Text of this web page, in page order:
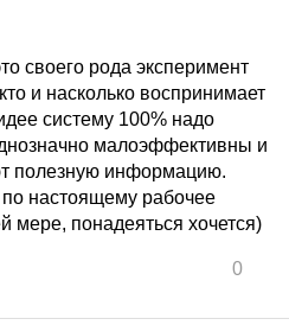
своего рода эксперимент
и насколько воспринимает
систему 100% надо
малоэффективны и
полезную информацию.
настоящему рабочее
мере, понадеяться хочется)
0